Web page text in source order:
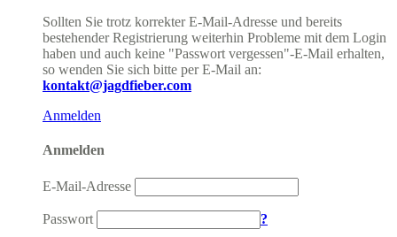
Sollten Sie trotz korrekter E-Mail-Adresse und bereits
bestehender Registrierung weiterhin Probleme mit dem Login
haben und auch keine "Passwort vergessen"-E-Mail erhalten,
so wenden Sie sich bitte per E-Mail an:
kontakt@jagdfieber.com
Anmelden
Anmelden
E-Mail-Adresse
Passwort ?